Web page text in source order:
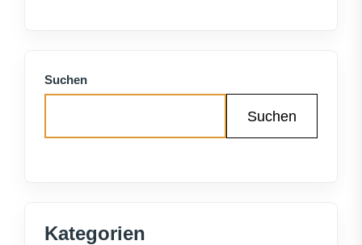
Suchen
Suchen
Kategorien